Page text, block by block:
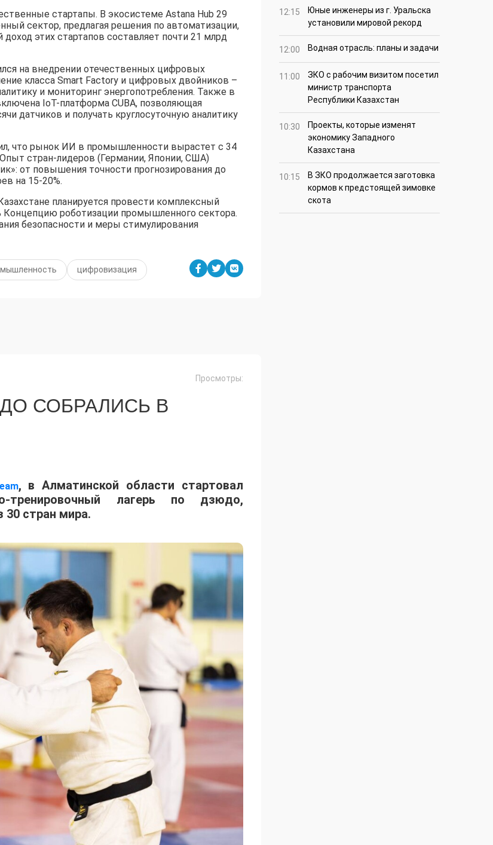
стартапы. В экосистеме Astana Hub 29
сектор, предлагая решения по автоматизации,
этих стартапов составляет почти 21 млрд
на внедрении отечественных цифровых
класса Smart Factory и цифровых двойников –
и мониторинг энергопотребления. Также в
IoT-платформа CUBA, позволяющая
датчиков и получать круглосуточную аналитику
что рынок ИИ в промышленности вырастет с 34
стран-лидеров (Германии, Японии, США)
от повышения точности прогнозирования до
на 15-20%.
планируется провести комплексный
роботизации промышленного сектора.
безопасности и меры стимулирования
цифровизация
Просмотры:
СОБРАЛИСЬ В
, в Алматинской области стартовал
тренировочный лагерь по дзюдо,
30 стран мира.
12:15
Юные инженеры из г. Уральска
установили мировой рекорд
12:00 Водная отрасль: планы и задачи
11:00
ЗКО с рабочим визитом посетил
министр транспорта
Республики Казахстан
10:30
Проекты, которые изменят
экономику Западного
Казахстана
10:15
В ЗКО продолжается заготовка
кормов к предстоящей зимовке
скота